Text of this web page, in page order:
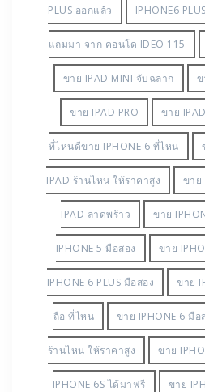
PLUS ออกแล้ว IPHONE6 PLUS
แถมมา จาก คอนโด IDEO 115
ขาย IPAD MINI จับฉลาก ข
ขาย IPAD PRO ขาย
ที่ไหนดีขาย IPHONE 6 ที่ไหน
IPAD ร้านไหน ให้ราคาสูง ขาย
IPAD ลาดพร้าว ขาย
IPHONE 5 มือสอง ขาย
IPHONE 6 PLUS มือสอง ขาย
ถือ ที่ไหน ขาย IPHONE 6 มือ
ร้านไหน ให้ราคาสูง ขาย
IPHONE 6S ได้มาฟรี ขาย